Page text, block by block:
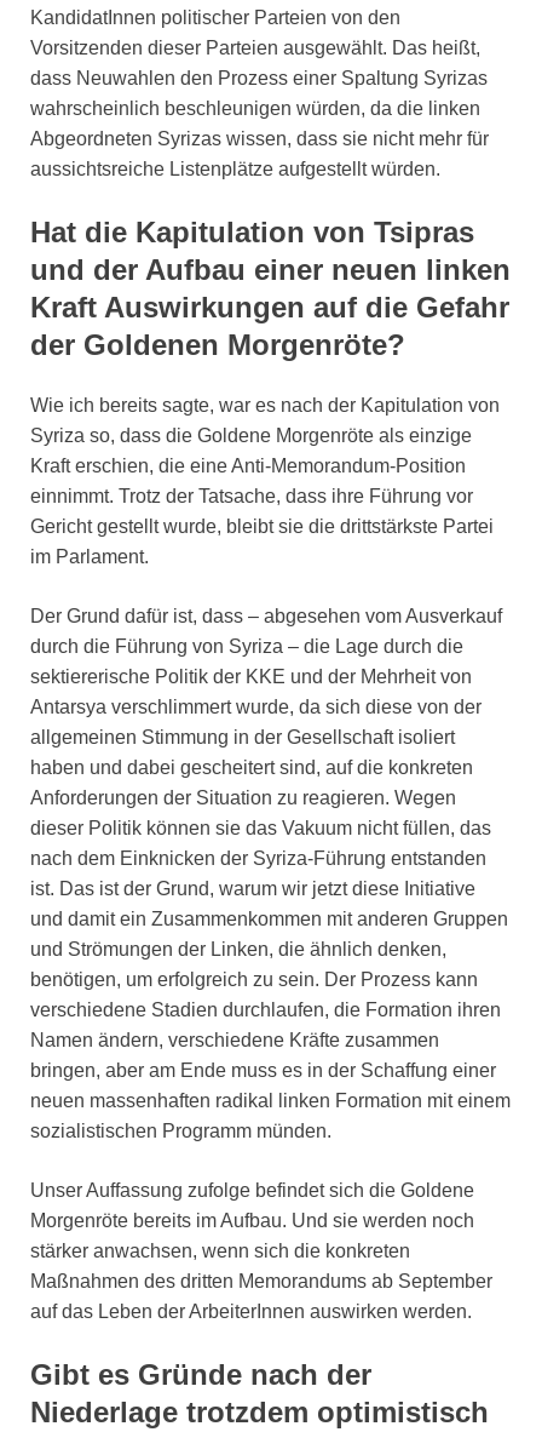
KandidatInnen politischer Parteien von den
Vorsitzenden dieser Parteien ausgewählt. Das heißt,
dass Neuwahlen den Prozess einer Spaltung Syrizas
wahrscheinlich beschleunigen würden, da die linken
Abgeordneten Syrizas wissen, dass sie nicht mehr für
aussichtsreiche Listenplätze aufgestellt würden.
Hat die Kapitulation von Tsipras
und der Aufbau einer neuen linken
Kraft Auswirkungen auf die Gefahr
der Goldenen Morgenröte?
Wie ich bereits sagte, war es nach der Kapitulation von
Syriza so, dass die Goldene Morgenröte als einzige
Kraft erschien, die eine Anti-Memorandum-Position
einnimmt. Trotz der Tatsache, dass ihre Führung vor
Gericht gestellt wurde, bleibt sie die drittstärkste Partei
im Parlament.
Der Grund dafür ist, dass – abgesehen vom Ausverkauf
durch die Führung von Syriza – die Lage durch die
sektiererische Politik der KKE und der Mehrheit von
Antarsya verschlimmert wurde, da sich diese von der
allgemeinen Stimmung in der Gesellschaft isoliert
haben und dabei gescheitert sind, auf die konkreten
Anforderungen der Situation zu reagieren. Wegen
dieser Politik können sie das Vakuum nicht füllen, das
nach dem Einknicken der Syriza-Führung entstanden
ist. Das ist der Grund, warum wir jetzt diese Initiative
und damit ein Zusammenkommen mit anderen Gruppen
und Strömungen der Linken, die ähnlich denken,
benötigen, um erfolgreich zu sein. Der Prozess kann
verschiedene Stadien durchlaufen, die Formation ihren
Namen ändern, verschiedene Kräfte zusammen
bringen, aber am Ende muss es in der Schaffung einer
neuen massenhaften radikal linken Formation mit einem
sozialistischen Programm münden.
Unser Auffassung zufolge befindet sich die Goldene
Morgenröte bereits im Aufbau. Und sie werden noch
stärker anwachsen, wenn sich die konkreten
Maßnahmen des dritten Memorandums ab September
auf das Leben der ArbeiterInnen auswirken werden.
Gibt es Gründe nach der
Niederlage trotzdem optimistisch